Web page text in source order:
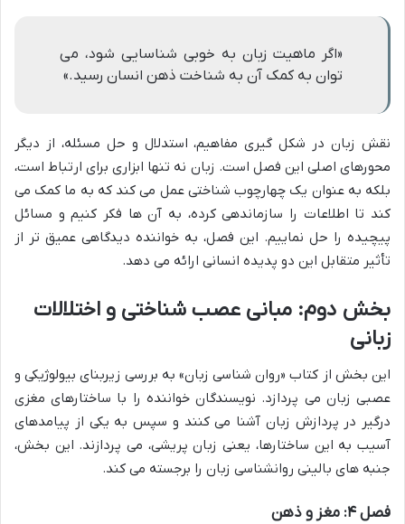
«اگر ماهیت زبان به خوبی شناسایی شود، می
توان به کمک آن به شناخت ذهن انسان رسید.»
نقش زبان در شکل گیری مفاهیم، استدلال و حل مسئله، از دیگر
محورهای اصلی این فصل است. زبان نه تنها ابزاری برای ارتباط است،
بلکه به عنوان یک چهارچوب شناختی عمل می کند که به ما کمک می
کند تا اطلاعات را سازماندهی کرده، به آن ها فکر کنیم و مسائل
پیچیده را حل نماییم. این فصل، به خواننده دیدگاهی عمیق تر از
تأثیر متقابل این دو پدیده انسانی ارائه می دهد.
بخش دوم: مبانی عصب شناختی و اختلالات
زبانی
این بخش از کتاب «روان شناسی زبان» به بررسی زیربنای بیولوژیکی و
عصبی زبان می پردازد. نویسندگان خواننده را با ساختارهای مغزی
درگیر در پردازش زبان آشنا می کنند و سپس به یکی از پیامدهای
آسیب به این ساختارها، یعنی زبان پریشی، می پردازند. این بخش،
جنبه های بالینی روانشناسی زبان را برجسته می کند.
فصل ۴: مغز و ذهن